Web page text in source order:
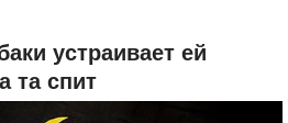
устраивает ей
та спит